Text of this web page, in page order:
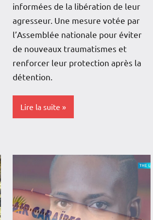
informées de la libération de leur
agresseur. Une mesure votée par
l’Assemblée nationale pour éviter
de nouveaux traumatismes et
renforcer leur protection après la
détention.
Lire la suite
France
Guadeloupe